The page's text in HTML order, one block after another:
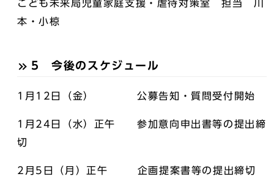
こども未来局児童家庭支援・虐待対策室 担当 川
本・小椋
5 今後のスケジュール
1月12日（金） 公募告知・質問受付開始
1月24日（水）正午 参加意向申出書等の提出締
切
2月5日（月）正午 企画提案書等の提出締切